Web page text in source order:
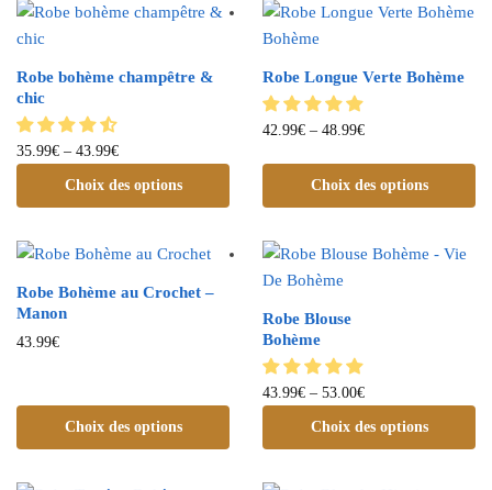
Robe bohème champêtre &
chic
35.99€ – 43.99€
Choix des options
Robe Longue Verte Bohème
42.99€ – 48.99€
Choix des options
Robe Bohème au Crochet –
Manon
43.99€
Choix des options
Robe Blouse
Bohème
43.99€ – 53.00€
Choix des options